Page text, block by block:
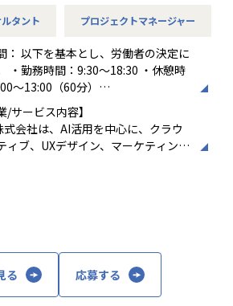
p/000000039.000073079.html
る 「ITコンサルティング事業 新設」
mouri-1121/
/組織戦略立案に関与でき、経営レ
ード
ミッション
、次世代リーダー育成やチーム拡
す。
当社のクライアントを業界問わず幅広
ロジェクトのリード
整理から要件定義、PoC推進、実
主導
AIなど先進技術を活用した変革支援
連携した、クライアントへの追加
タント プロジェクトマネージャー
： 以下を基本とし、労働者の決定に
～13:00（60分）
裁量労働制
働の有無： 有（月平均20時間）
： 60分
/サービス内容】
式会社は、AI活用を中心に、クラウ
ィブ、UXデザイン、マーケティング
ン（DX）を支援しています。AIを活
ステム開発、ユーザー体験の最適
合的にサポートしています
/文化】
会社は、社員の自主性とチャレン
る 応募する